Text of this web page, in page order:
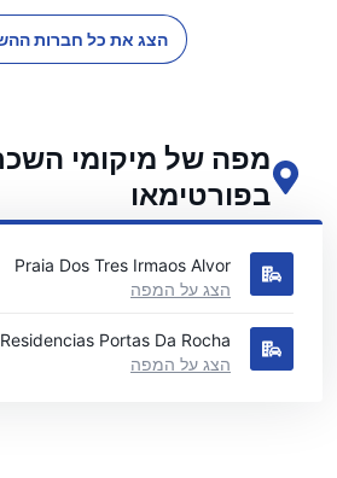
הצג את כל חברות
מפה של מיקומי
בפורטימאו
ראה את מיקומי השכרת הרכב העיקריים
Praia Dos Tres Irmaos Alvor
הצג על המפה
Residencias Portas Da Rocha
הצג על המפה